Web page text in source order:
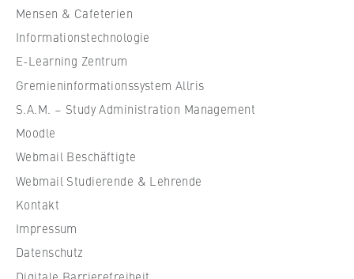
u
l
e
f
i
r
t
c
h
Mensen & Cafeterien
Informationstechnologie
E-Learning Zentrum
Gremieninformationssystem Allris
S.A.M. – Study Administration Management
Moodle
Webmail Beschäftigte
Webmail Studierende & Lehrende
Kontakt
Impressum
Datenschutz